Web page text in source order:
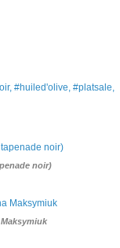
#huiled'olive, #platsale,
noir)